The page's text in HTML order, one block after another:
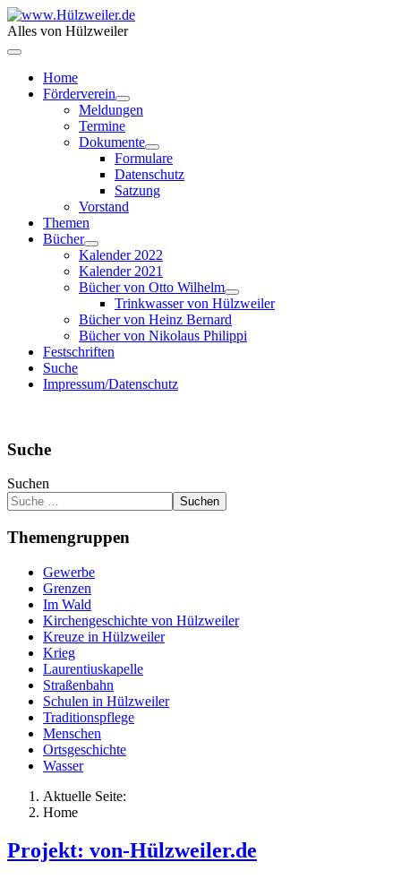
Alles von Hülzweiler
Home
Förderverein
Meldungen
Termine
Dokumente
Formulare
Datenschutz
Satzung
Vorstand
Themen
Bücher
Kalender 2022
Kalender 2021
Bücher von Otto Wilhelm
Trinkwasser von Hülzweiler
Bücher von Heinz Bernard
Bücher von Nikolaus Philippi
Festschriften
Suche
Impressum/Datenschutz
Suche
Suchen
Suchen
Themengruppen
Gewerbe
Grenzen
Im Wald
Kirchengeschichte von Hülzweiler
Kreuze in Hülzweiler
Krieg
Laurentiuskapelle
Straßenbahn
Schulen in Hülzweiler
Traditionspflege
Menschen
Ortsgeschichte
Wasser
Aktuelle Seite:
Home
Projekt: von-Hülzweiler.de